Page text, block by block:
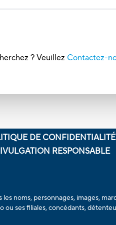
? Veuillez Contactez-
DE CONFIDENTIALITÉ
RESPONSABLE
noms, personnages, images,
ses filiales, concédants,